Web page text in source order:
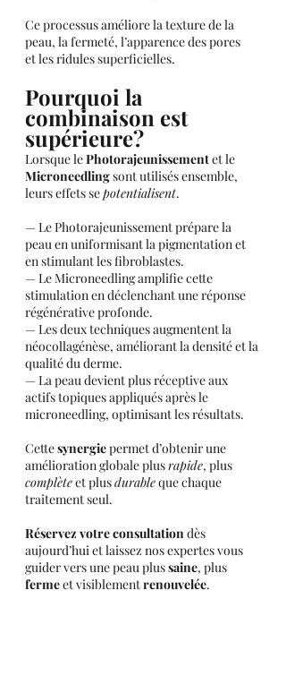
Ce processus améliore la texture de la
peau, la fermeté, l’apparence des pores
et les ridules superficielles.
Pourquoi la
combinaison est
supérieure?
Lorsque le Photorajeunissement et le
Microneedling sont utilisés ensemble,
leurs effets se potentialisent.
— Le Photorajeunissement prépare la
peau en uniformisant la pigmentation et
en stimulant les fibroblastes.
— Le Microneedling amplifie cette
stimulation en déclenchant une réponse
régénérative profonde.
— Les deux techniques augmentent la
néocollagénèse, améliorant la densité et la
qualité du derme.
— La peau devient plus réceptive aux
actifs topiques appliqués après le
microneedling, optimisant les résultats.
Cette synergie permet d’obtenir une
amélioration globale plus rapide, plus
complète et plus durable que chaque
traitement seul.
Réservez votre consultation dès
aujourd’hui et laissez nos expertes vous
guider vers une peau plus saine, plus
ferme et visiblement renouvelée.